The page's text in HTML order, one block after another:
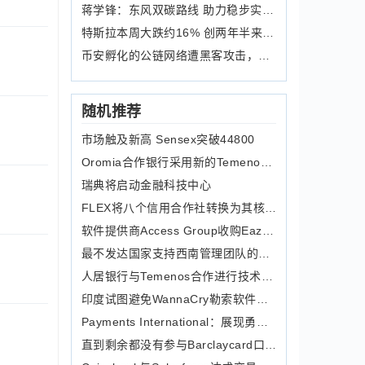
随机推荐
市场触及新高 Sensex突破44800
瑞典将启动金融科技中心